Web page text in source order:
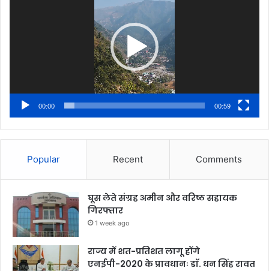
00:00 00:59
Popular Recent Comments
घूस लेते संग्रह अमीन और वरिष्ठ सहायक
गिरफ्तार
1 week ago
राज्य में शत-प्रतिशत लागू होंगे
एनईपी-2020 के प्रावधानः डाॅ. धन सिंह रावत